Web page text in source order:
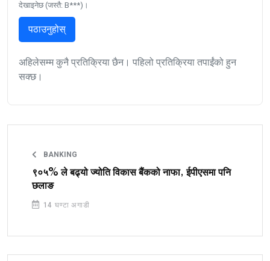
देखाइनेछ (जस्तै: B***)।
पठाउनुहोस्
अहिलेसम्म कुनै प्रतिक्रिया छैन। पहिलो प्रतिक्रिया तपाईंको हुन
सक्छ।
BANKING
९०५% ले बढ्यो ज्योति विकास बैंकको नाफा, ईपीएसमा पनि
छलाङ
14 घण्टा अगाडी